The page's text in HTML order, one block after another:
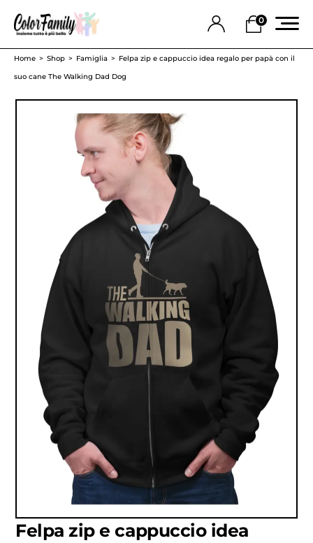
0
Home Shop Famiglia
Felpa zip e cappuccio idea regalo per papà con il
suo cane The Walking Dad Dog
Felpa zip e cappuccio idea